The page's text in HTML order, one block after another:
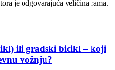
je odgovarajuća veličina rama.
ili gradski bicikl – koji
vožnju?